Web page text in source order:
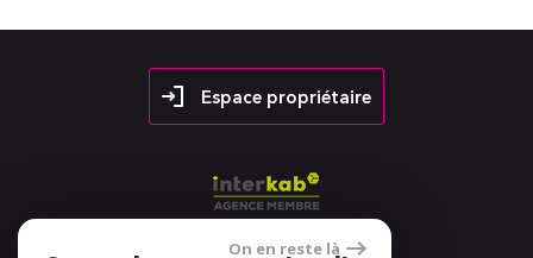
Espace propriétaire
On en reste là